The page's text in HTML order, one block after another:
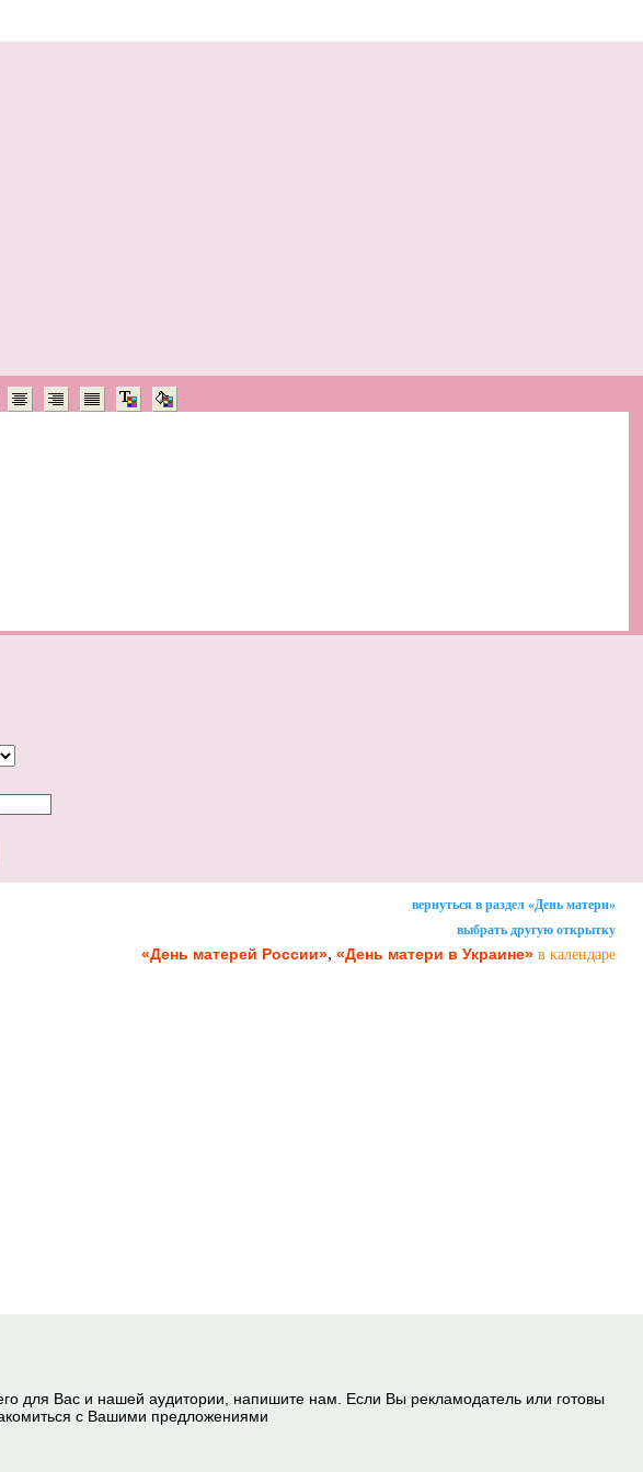
вернуться в раздел «День матери»
выбрать другую открытку
«День матерей России», «День матери в Украине» в календаре
для Вас и нашей аудитории, напишите нам. Если Вы рекламодатель или готовы
с Вашими предложениями